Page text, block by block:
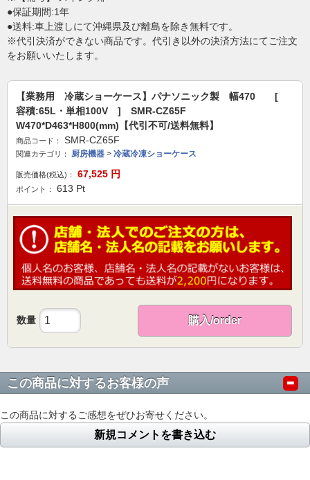
●保証期間:1年
●送料:車上渡しにて沖縄県及び離島を除き無料です。
※代引決済ができない商品です。代引き以外の決済方法にてご注文
をお願いいたします。
【業務用 冷蔵ショーケース】パナソニック製 幅470 [
容積:65L・単相100V ] SMR-CZ65F
W470*D463*H800(mm)【代引不可/送料無料】
商品コード： SMR-CZ65F
関連カテゴリ： 厨房機器 > 冷蔵冷凍ショーケース
販売価格(税込)： 67,525 円
ポイント： 613 Pt
数量 購入/order
この商品に対するお客様の声
この商品に対するご感想をぜひお寄せください。
新規コメントを書き込む